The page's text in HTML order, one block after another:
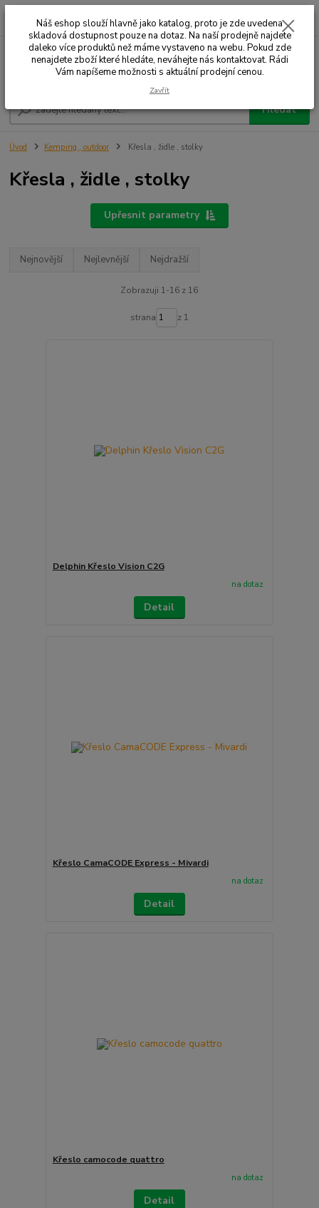
Menu
Hledat
+420 732 707 573 za
Úvod Kemping , outdoor Křesla , židle , stolky
Křesla , židle , stolky
Upřesnit parametry
Nejnovější Nejlevnější Nejdražší
Zobrazuji 1-16 z 16
strana z 1
Delphin Křeslo Vision C2G
na dotaz
Detail
Křeslo CamaCODE Express - Mivardi
na dotaz
Detail
Křeslo camocode quattro
na dotaz
Detail
Náš eshop slouží hlavně jako katalog, proto je zde uvedena
skladová dostupnost pouze na dotaz. Na naší prodejně najdete
daleko více produktů než máme vystaveno na webu. Pokud zde
nenajdete zboží které hledáte, neváhejte nás kontaktovat. Rádi
Vám napíšeme možnosti s aktuální prodejní cenou.
Zavřít